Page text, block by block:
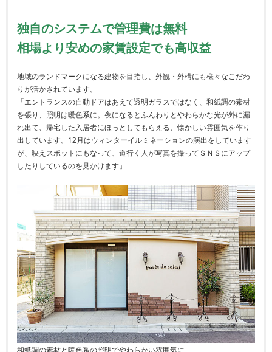
独自のシステムで管理費は無料
相場より安めの家賃設定でも高収益
地域のランドマークになる建物を目指し、外観・外構にも様々なこだわ
りが活かされています。
「エントランスの自動ドアはあえて透明ガラスではなく、和紙調の素材
を張り、照明は暖色系に。夜になるとふんわりとやわらかな光が外に漏
れ出て、帰宅した入居者にほっとしてもらえる、懐かしい雰囲気を作り
出しています。12月はウィンターイルミネーションの演出をしています
が、映えスポットにもなって、道行く人が写真を撮ってＳＮＳにアップ
したりしているのを見かけます」